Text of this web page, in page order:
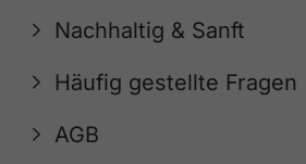
Nachhaltig & Sanft
Häufig gestellte Fragen
AGB